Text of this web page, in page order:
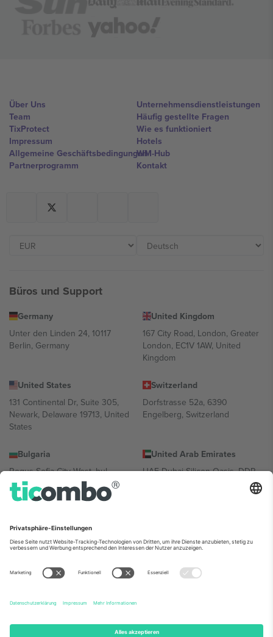
Über Uns
Team
TixProtect
Impressum
Allgemeine Geschäftsbedingungen
Partnerprogramm
Unternehmensdienstleistungen
Häufig gestellte Fragen
Wie es funktioniert
Hotels
WM-Hub
Kontakt
Büros und Support
Germany
Unter den Linden 24, 10117
Berlin, Germany
United Kingdom
167 City Road, London, Greater
London, EC1V 1AW, United
Kingdom
United States
131 Continental Dr, Suite 305,
Newark, Delaware 19713, United
States
Switzerland
Dorfstrasse 52a, 6390
Engelberg, Switzerland
Bulgaria
Regus Sofia City West, bul
Totleben 53-55, 1606 Sofia,
Bulgaria
United Arab Emirates
UAE Dubai Silicon Oasis, DDP
Building A1, Office 302, Dubai,
Mexico
Av Chapultepec 360, Roma
Norte, Cuauhtémoc, 06700
Ciudad de México, CDMX,
Mexico
Die juristische Person des Plattformanbieters kann je nach
Informationen finden Sie auf der jeweiligen Veranstaltungsseite, im